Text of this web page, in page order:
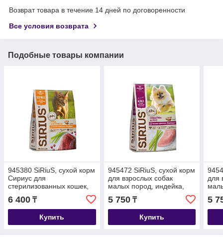
Возврат товара в течение 14 дней по договоренности
Все условия возврата
Подобные товары компании
945380 SiRiuS, сухой корм
Сириус для
стерилизованных кошек,
утка и клюква, уп.1.5кг.
6 400 ₸
Купить
945472 SiRiuS, сухой корм
для взрослых собак
малых пород, индейка,
5 750₸
Купить
для
5